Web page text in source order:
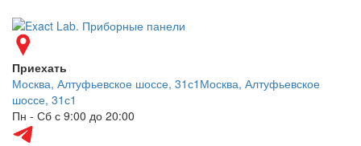
Приехать
Москва, Алтуфьевское шоссе, 31с1 Москва, Алтуфьевское
шоссе, 31с1
Пн - Сб с 9:00 до 20:00